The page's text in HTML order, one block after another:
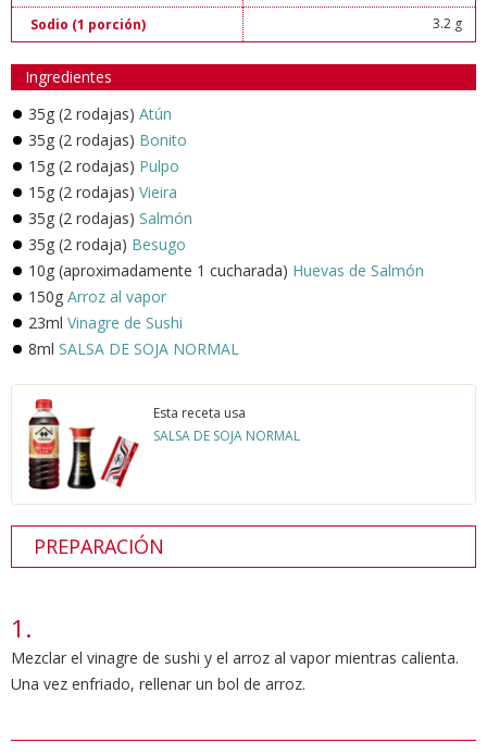
Sodio (1 porción)
3.2 g
Ingredientes
35g (2 rodajas) Atún
35g (2 rodajas) Bonito
15g (2 rodajas) Pulpo
15g (2 rodajas) Vieira
35g (2 rodajas) Salmón
35g (2 rodaja) Besugo
10g (aproximadamente 1 cucharada) Huevas de Salmón
150g Arroz al vapor
23ml Vinagre de Sushi
8ml SALSA DE SOJA NORMAL
Esta receta usa
SALSA DE SOJA NORMAL
PREPARACIÓN
Mezclar el vinagre de sushi y el arroz al vapor mientras calienta.
Una vez enfriado, rellenar un bol de arroz.